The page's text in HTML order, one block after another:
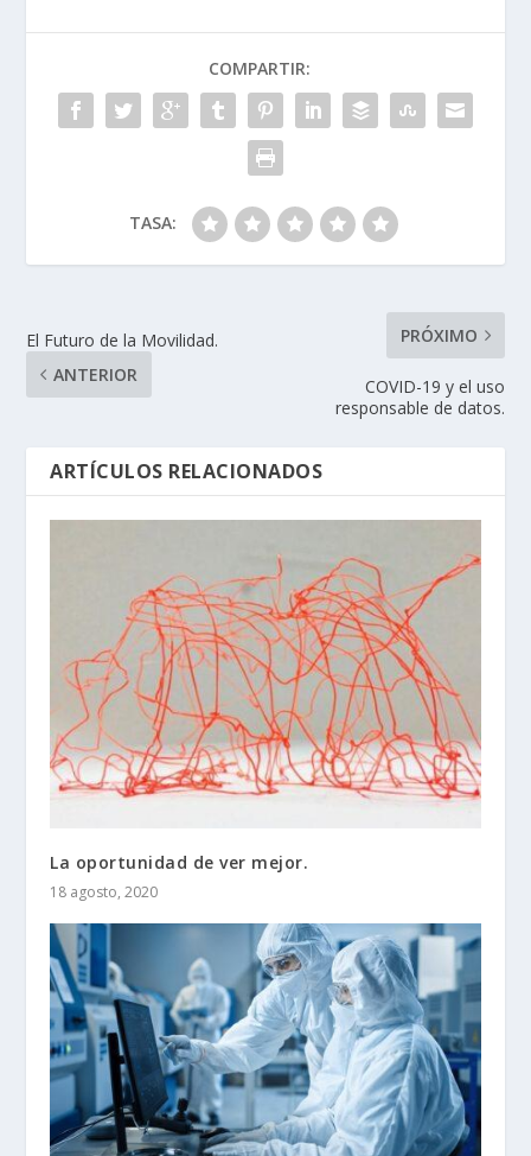
COMPARTIR:
TASA:
El Futuro de la Movilidad.
ANTERIOR
PRÓXIMO
COVID-19 y el uso
responsable de datos.
ARTÍCULOS RELACIONADOS
La oportunidad de ver mejor.
18 agosto, 2020